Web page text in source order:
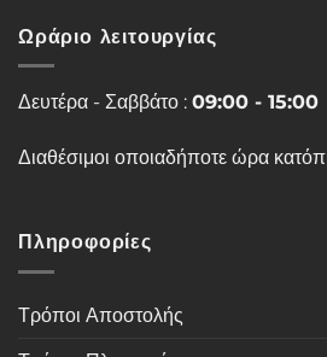
Ωράριο λειτουργίας
Δευτέρα - Σαββάτο : 09:00 - 15:00
Διαθέσιμοι οποιαδήποτε ώρα
Πληροφορίες
Τρόποι Αποστολής